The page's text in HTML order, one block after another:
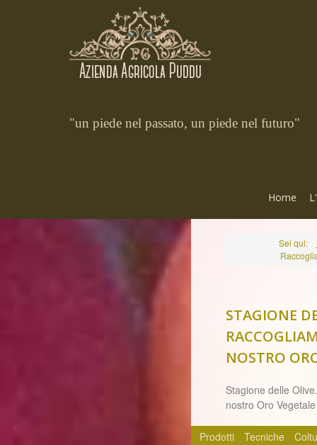
"un piede nel passato, un piede nel futuro"
Home
Sei qui:
STAGIONE
NOSTRO
Stagione delle
nostro Oro Vegetale
Prodotti Tecniche